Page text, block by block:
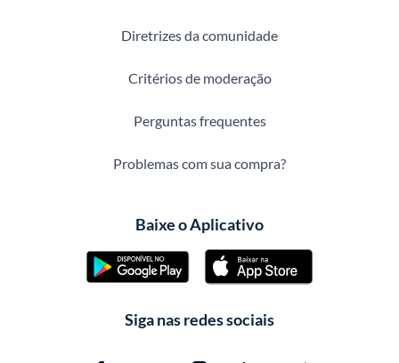
Diretrizes da comunidade
Critérios de moderação
Perguntas frequentes
Problemas com sua compra?
Baixe o Aplicativo
Siga nas redes sociais